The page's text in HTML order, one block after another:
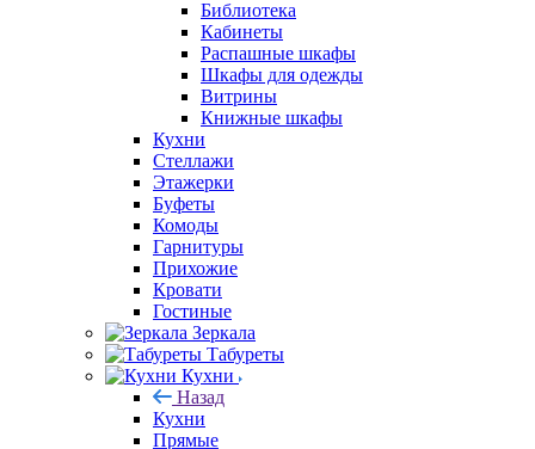
Библиотека
Кабинеты
Распашные шкафы
Шкафы для одежды
Витрины
Книжные шкафы
Кухни
Стеллажи
Этажерки
Буфеты
Комоды
Гарнитуры
Прихожие
Кровати
Гостиные
Зеркала
Табуреты
Кухни
Назад
Кухни
Прямые